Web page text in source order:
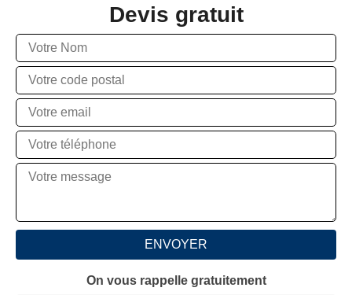
Devis gratuit
On vous rappelle gratuitement